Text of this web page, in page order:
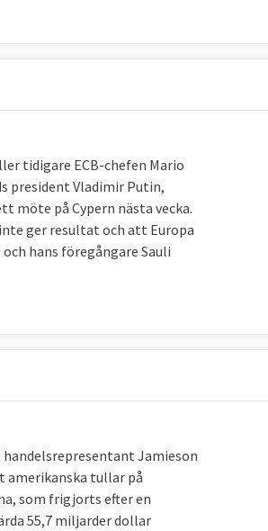
tidigare ECB-chefen Mario
president Vladimir Putin,
möte på Cypern nästa vecka.
ger resultat och att Europa
hans föregångare Sauli
handelsrepresentant Jamieson
amerikanska tullar på
som frigjorts efter en
55,7 miljarder dollar